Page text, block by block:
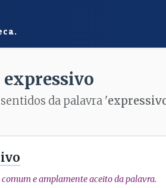
expressivo
da palavra '
e amplamente aceito da palavra.